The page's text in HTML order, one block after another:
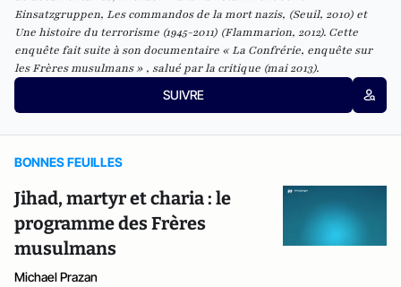
Einsatzgruppen, Les commandos de la mort nazis, (Seuil, 2010) et
Une histoire du terrorisme (1945-2011) (Flammarion, 2012). Cette
enquête fait suite à son documentaire « La Confrérie, enquête sur
les Frères musulmans » , salué par la critique (mai 2013).
SUIVRE
BONNES FEUILLES
Jihad, martyr et charia : le
programme des Frères
musulmans
Michael Prazan